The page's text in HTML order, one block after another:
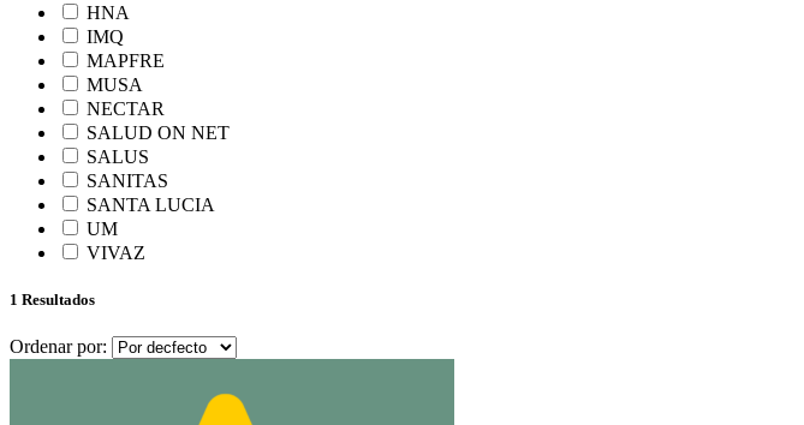
HNA
IMQ
MAPFRE
MUSA
NECTAR
SALUD ON NET
SALUS
SANITAS
SANTA LUCIA
UM
VIVAZ
1 Resultados
Ordenar por: